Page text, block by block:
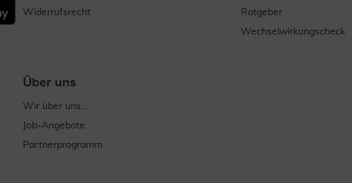
Widerrufsrecht
Ratgeber
Wechselwirkungscheck
Über uns
Wir über uns...
Job-Angebote
Partnerprogramm